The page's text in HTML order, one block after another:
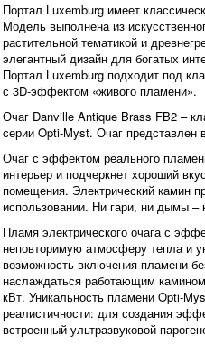
Портал Luxemburg имеет
Модель выполнена из
растительной тематикой и
элегантный дизайн для богатых
Портал Luxemburg подходит под
с 3D-эффектом «живого пламени».
Очаг Danville Antique Brass FB2 –
серии Opti-Myst. Очаг представлен
Очаг с эффектом реального
интерьер и подчеркнет хороший
помещения. Электрический камин
использовании. Ни гари, ни дымы –
Пламя электрического очага с
неповторимую атмосферу тепла и
возможность включения пламени
наслаждаться работающим
кВт. Уникальность пламени Opti-
реалистичности: для создания
встроенный ультразвуковой